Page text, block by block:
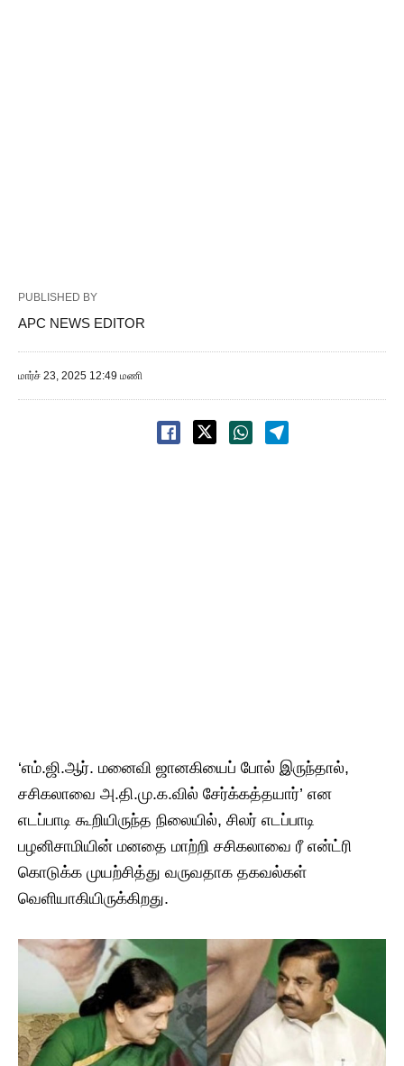
PUBLISHED BY
APC NEWS EDITOR
மார்ச் 23, 2025 12:49 மணி
‘எம்.ஜி.ஆர். மனைவி ஜானகியைப் போல் இருந்தால்,
சசிகலாவை அ.தி.மு.க.வில் சேர்க்கத்தயார்’ என
எடப்பாடி கூறியிருந்த நிலையில், சிலர் எடப்பாடி
பழனிசாமியின் மனதை மாற்றி சசிகலாவை ரீ என்ட்ரி
கொடுக்க முயற்சித்து வருவதாக தகவல்கள்
வெளியாகியிருக்கிறது.